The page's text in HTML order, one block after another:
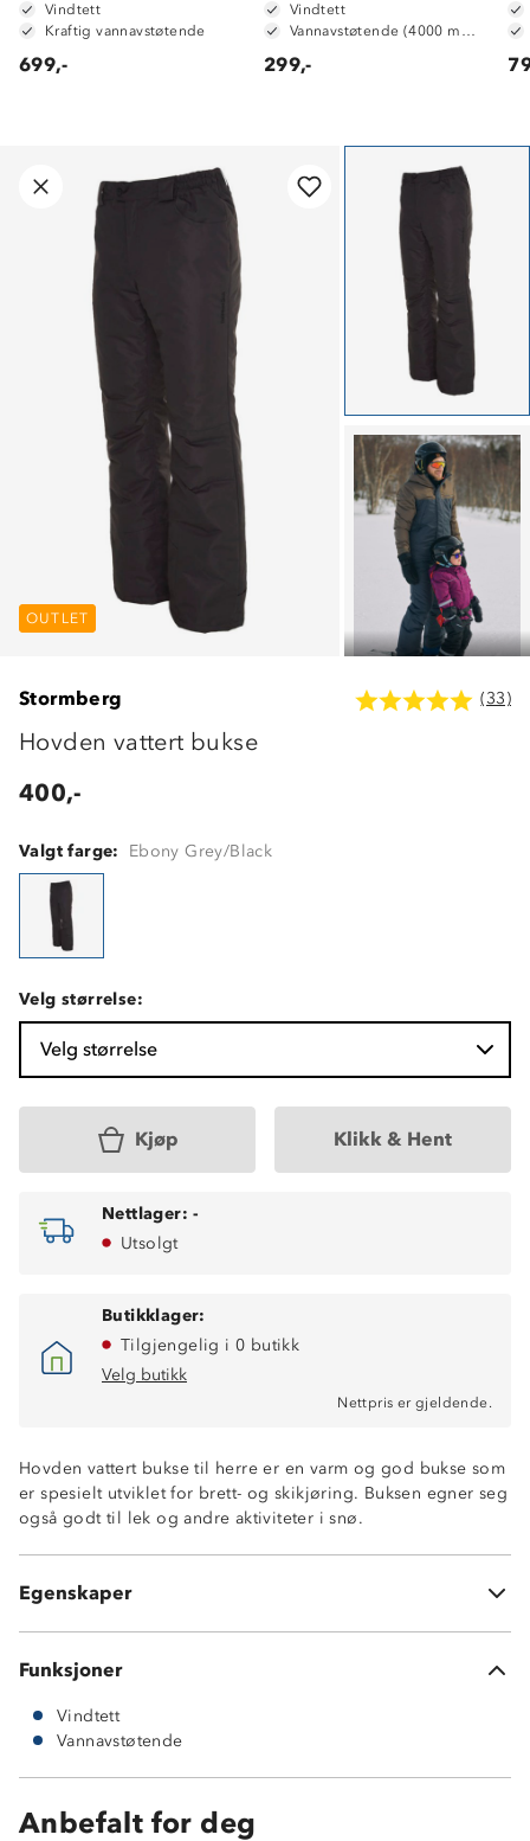
Vindtett
Kraftig vannavstøtende
699,-
Vindtett
Vannavstøtende (4000 mm vannsøyle)
299,-
OUTLET OUTLET
OUTLET
Stormberg (33)
Hovden vattert bukse
400,-
Valgt farge: Ebony Grey/Black
Velg størrelse:
Velg størrelse
Kjøp Klikk & Hent
Nettlager: -
Utsolgt
Butikklager:
Tilgjengelig i 0 butikk
Velg butikk
Nettpris er gjeldende.
Hovden vattert bukse til herre er en varm og god bukse som
er spesielt utviklet for brett- og skikjøring. Buksen egner seg
også godt til lek og andre aktiviteter i snø.
Egenskaper
Vattert med god isolasjonsevne
Baklomme med glidelås
To lommer uten glidelåser
PolyShell
Funksjoner
Vindtett
Vannavstøtende
Anbefalt for deg